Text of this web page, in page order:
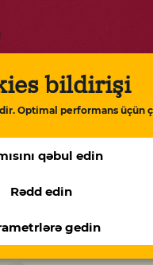
bildirişi
Optimal performans üçün
qəbul edin
Rədd edin
gedin